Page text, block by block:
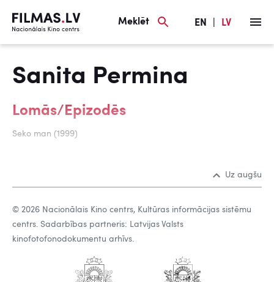
Meklēt EN LV
Sanita Permina
Lomās/Epizodēs
Seko man (1999)
Uz augšu
© 2026 Nacionālais Kino centrs, Kultūras informācijas sistēmu
centrs. Sadarbības partneris: Latvijas Valsts
kinofotofonodokumentu arhīvs.